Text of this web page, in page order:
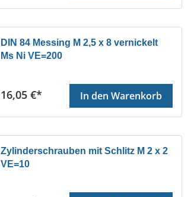
DIN 84 Messing M 2,5 x 8 vernickelt
Ms Ni VE=200
Regulärer Preis:
16,05 €* In den Warenkorb
Zylinderschrauben mit Schlitz M 2 x 2
VE=10